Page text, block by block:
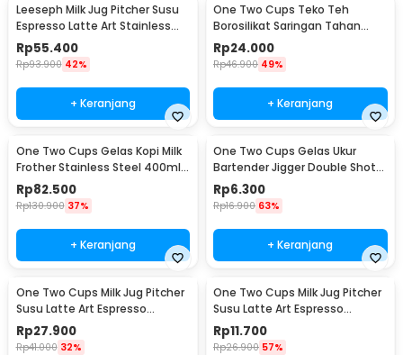
Leeseph Milk Jug Pitcher Susu
Espresso Latte Art Stainless
Steel 600ml - L-2016
Rp55.400
Rp93.900 42%
+ Keranjang
One Two Cups Teko Teh
Borosilikat Saringan Tahan
Panas Teapot 500ml - TP-757
Rp24.000
Rp46.900 49%
+ Keranjang
One Two Cups Gelas Kopi Milk
Frother Stainless Steel 400ml -
WZ0011
Rp82.500
Rp130.900 37%
+ Keranjang
One Two Cups Gelas Ukur
Bartender Jigger Double Shot
15ml and 30ml - LE2
Rp6.300
Rp16.900 63%
+ Keranjang
One Two Cups Milk Jug Pitcher
Susu Latte Art Espresso
Stainless Steel 200ml - J068
Rp27.900
Rp41.000 32%
One Two Cups Milk Jug Pitcher
Susu Latte Art Espresso
Stainless Steel 1oz - S06HG
Rp11.700
Rp26.900 57%